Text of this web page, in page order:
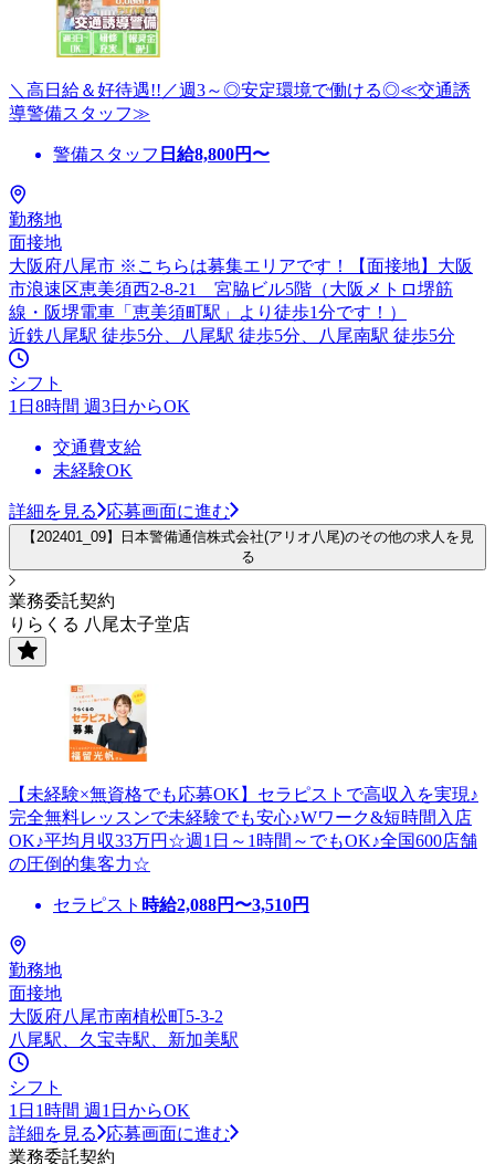
＼高日給＆好待遇!!／週3～◎安定環境で働ける◎≪交通誘
導警備スタッフ≫
警備スタッフ 日給8,800円〜
勤務地
面接地
大阪府八尾市 ※こちらは募集エリアです！【面接地】大阪
市浪速区恵美須西2-8-21 宮脇ビル5階（大阪メトロ堺筋
線・阪堺電車「恵美須町駅」より徒歩1分です！）
近鉄八尾駅 徒歩5分、八尾駅 徒歩5分、八尾南駅 徒歩5分
シフト
1日8時間 週3日からOK
交通費支給
未経験OK
詳細を見る 応募画面に進む
【202401_09】日本警備通信株式会社(アリオ八尾)のその他の求人を見
る
業務委託契約
りらくる 八尾太子堂店
【未経験×無資格でも応募OK】セラピストで高収入を実現♪
完全無料レッスンで未経験でも安心♪Wワーク&短時間入店
OK♪平均月収33万円☆週1日～1時間～でもOK♪全国600店舗
の圧倒的集客力☆
セラピスト 時給2,088円〜3,510円
勤務地
面接地
大阪府八尾市南植松町5-3-2
八尾駅、久宝寺駅、新加美駅
シフト
1日1時間 週1日からOK
詳細を見る
応募画面に進む
業務委託契約